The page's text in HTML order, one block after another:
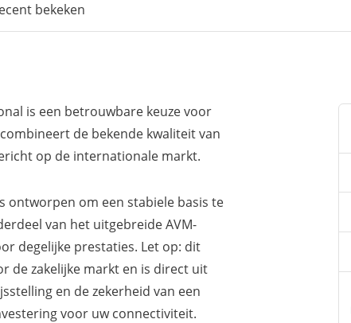
bekeken
is een betrouwbare keuze voor
de bekende kwaliteit van
op de internationale markt.
ontworpen om een stabiele basis te
van het uitgebreide AVM-
degelijke prestaties. Let op: dit
de zakelijke markt en is direct uit
en de zekerheid van een
voor uw connectiviteit.